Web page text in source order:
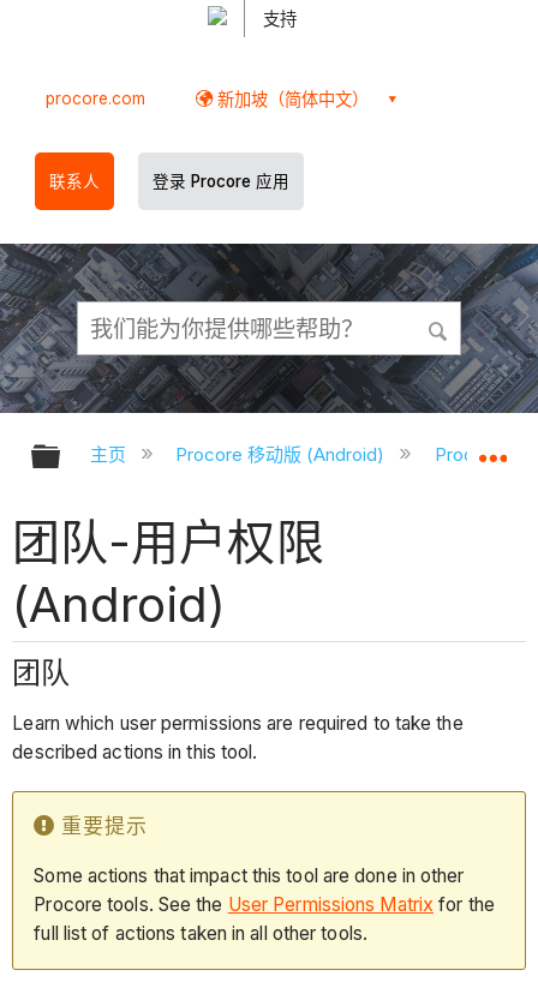
支持
procore.com 新加坡（简体中文）
联系人 登录 Procore 应用
扩展/隐缩全局层次
主页 Procore 移动版 (Android) Procore
团队-用户权限
(Android)
团队
Learn which user permissions are required to take the
described actions in this tool.
重要提示
Some actions that impact this tool are done in other
Procore tools. See the User Permissions Matrix for the
full list of actions taken in all other tools.